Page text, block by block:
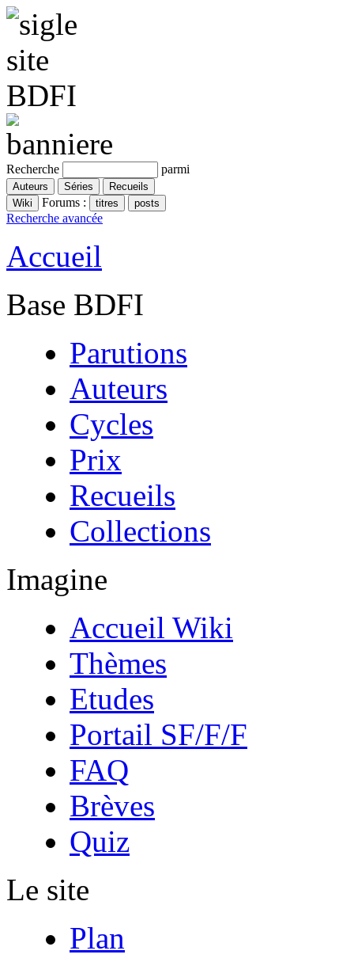
Recherche parmi
Forums :
Recherche avancée
Accueil
Base BDFI
Parutions
Auteurs
Cycles
Prix
Recueils
Collections
Imagine
Accueil Wiki
Thèmes
Etudes
Portail SF/F/F
FAQ
Brèves
Quiz
Le site
Plan